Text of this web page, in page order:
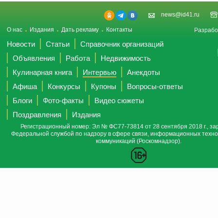
news@id41.ru
О нас Издания Дать рекламу Контакты
Новости Статьи
Справочник организаций
Объявления
Работа
Недвижимость
Кулинарная книга
Интервью
Анекдоты
Афиша
Конкурсы Купоны
Вопросы-ответы
Блоги
Фото-факты
Видео сюжеты
Поздравления
Издания
Регистрационный номер: Эл № ФС77-73814 от 28 сентября 2018 г.,
Федеральной службой по надзору в сфере связи, информационных
коммуникаций (Роскомнадзор).